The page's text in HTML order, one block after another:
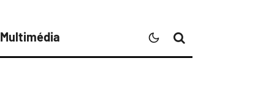
Multimédia